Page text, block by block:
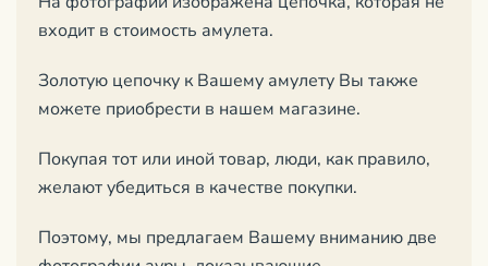
входит в стоимость амулета.
Золотую цепочку к Вашему амулету Вы также
можете приобрести в нашем магазине.
Покупая тот или иной товар, люди, как правило,
желают убедиться в качестве покупки.
Поэтому, мы предлагаем Вашему вниманию две